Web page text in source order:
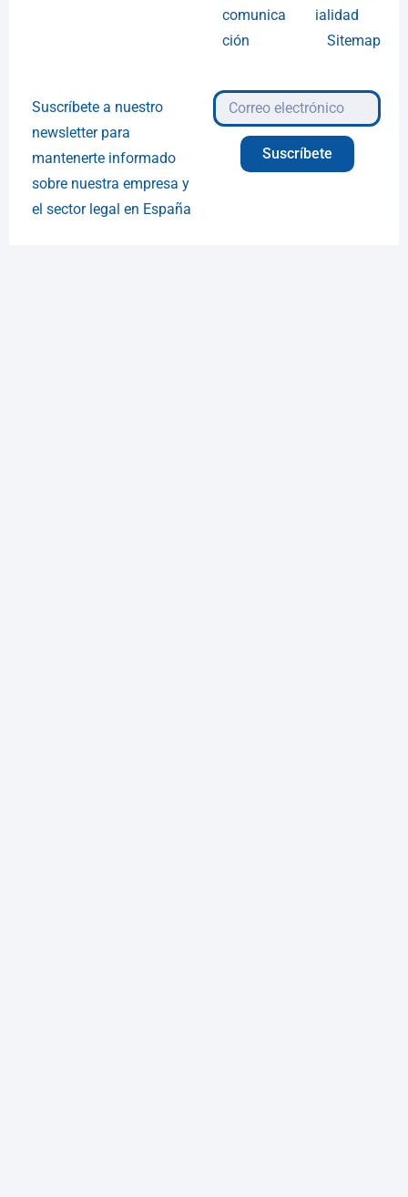
comunica
ción
ialidad
Sitemap
Suscríbete a nuestro
newsletter para
mantenerte informado
sobre nuestra empresa y
el sector legal en España
Suscríbete